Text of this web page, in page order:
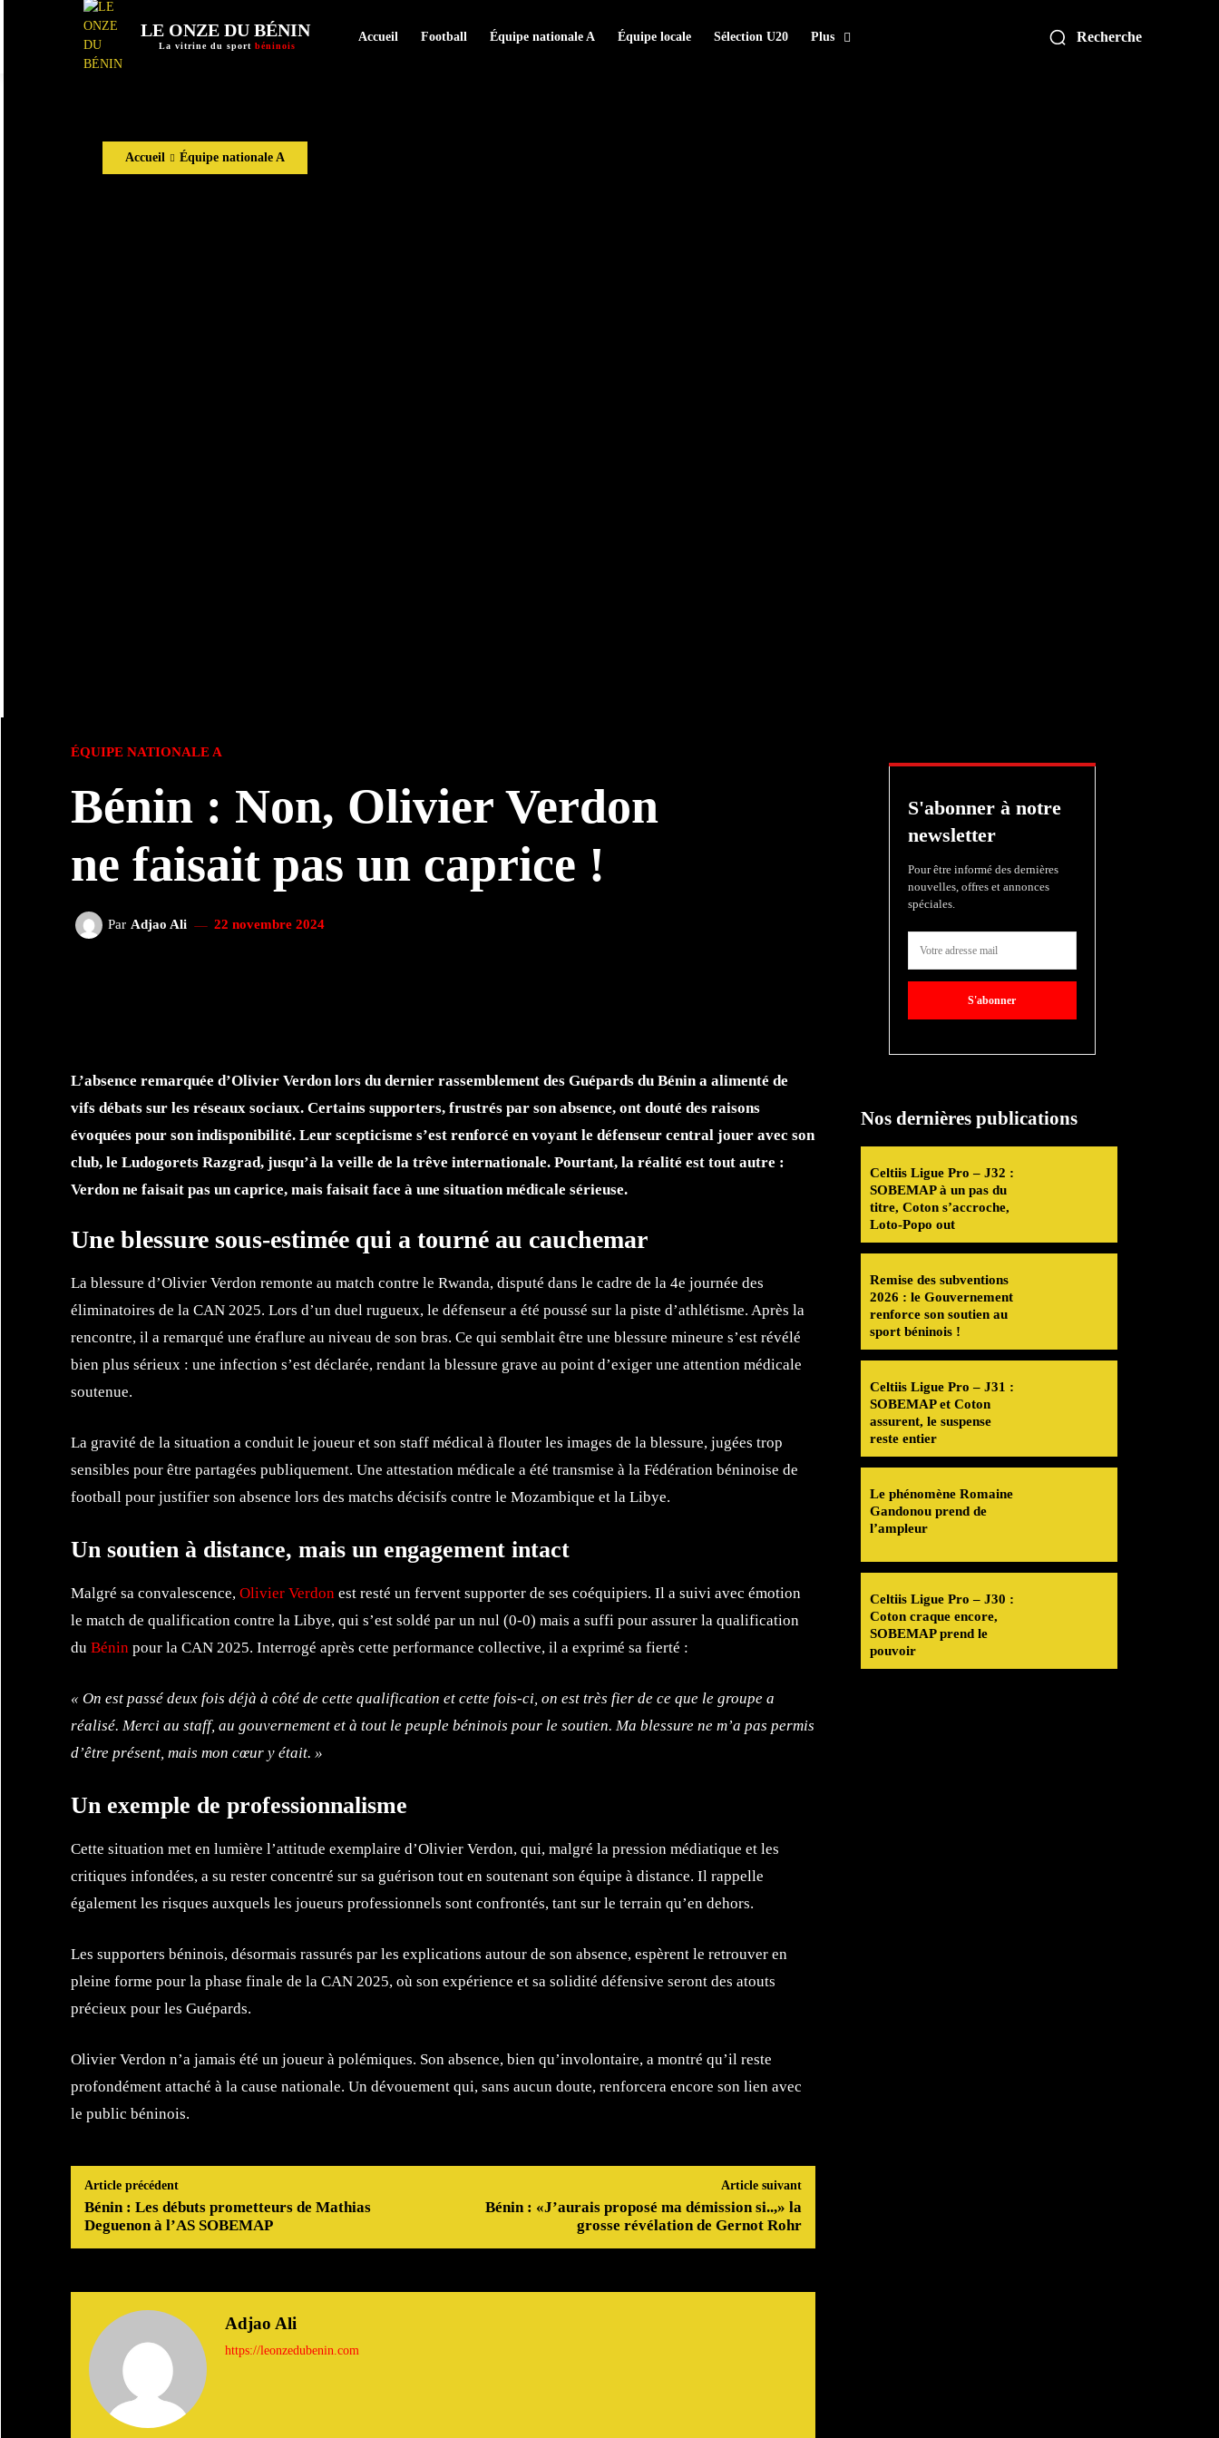
LE ONZE DU BÉNIN
La vitrine du sport béninois
Recherche
Accueil Football Équipe nationale A Équipe locale Sélection U20 Plus
Accueil Équipe nationale A
ÉQUIPE NATIONALE A
Bénin : Non, Olivier Verdon
ne faisait pas un caprice !
Par Adjao Ali 22 novembre 2024
L’absence remarquée d’Olivier Verdon lors du dernier rassemblement des Guépards du Bénin a alimenté de
vifs débats sur les réseaux sociaux. Certains supporters, frustrés par son absence, ont douté des raisons
évoquées pour son indisponibilité. Leur scepticisme s’est renforcé en voyant le défenseur central jouer avec son
club, le Ludogorets Razgrad, jusqu’à la veille de la trêve internationale. Pourtant, la réalité est tout autre :
Verdon ne faisait pas un caprice, mais faisait face à une situation médicale sérieuse.
Une blessure sous-estimée qui a tourné au cauchemar
La blessure d’Olivier Verdon remonte au match contre le Rwanda, disputé dans le cadre de la 4e journée des
éliminatoires de la CAN 2025. Lors d’un duel rugueux, le défenseur a été poussé sur la piste d’athlétisme. Après la
rencontre, il a remarqué une éraflure au niveau de son bras. Ce qui semblait être une blessure mineure s’est révélé
bien plus sérieux : une infection s’est déclarée, rendant la blessure grave au point d’exiger une attention médicale
soutenue.
La gravité de la situation a conduit le joueur et son staff médical à flouter les images de la blessure, jugées trop
sensibles pour être partagées publiquement. Une attestation médicale a été transmise à la Fédération béninoise de
football pour justifier son absence lors des matchs décisifs contre le Mozambique et la Libye.
Un soutien à distance, mais un engagement intact
Malgré sa convalescence, Olivier Verdon est resté un fervent supporter de ses coéquipiers. Il a suivi avec émotion
le match de qualification contre la Libye, qui s’est soldé par un nul (0-0) mais a suffi pour assurer la qualification
du Bénin pour la CAN 2025. Interrogé après cette performance collective, il a exprimé sa fierté :
« On est passé deux fois déjà à côté de cette qualification et cette fois-ci, on est très fier de ce que le groupe a
réalisé. Merci au staff, au gouvernement et à tout le peuple béninois pour le soutien. Ma blessure ne m’a pas permis
d’être présent, mais mon cœur y était. »
Un exemple de professionnalisme
Cette situation met en lumière l’attitude exemplaire d’Olivier Verdon, qui, malgré la pression médiatique et les
critiques infondées, a su rester concentré sur sa guérison tout en soutenant son équipe à distance. Il rappelle
également les risques auxquels les joueurs professionnels sont confrontés, tant sur le terrain qu’en dehors.
Les supporters béninois, désormais rassurés par les explications autour de son absence, espèrent le retrouver en
pleine forme pour la phase finale de la CAN 2025, où son expérience et sa solidité défensive seront des atouts
précieux pour les Guépards.
Olivier Verdon n’a jamais été un joueur à polémiques. Son absence, bien qu’involontaire, a montré qu’il reste
profondément attaché à la cause nationale. Un dévouement qui, sans aucun doute, renforcera encore son lien avec
le public béninois.
Article précédent
Bénin : Les débuts prometteurs de Mathias
Deguenon à l’AS SOBEMAP
Article suivant
Bénin : «J’aurais proposé ma démission si..,» la
grosse révélation de Gernot Rohr
Adjao Ali
https://leonzedubenin.com
S'abonner à notre
newsletter
Pour être informé des dernières
nouvelles, offres et annonces
spéciales.
S'abonner
Nos dernières publications
Celtiis Ligue Pro – J32 :
SOBEMAP à un pas du
titre, Coton s’accroche,
Loto-Popo out
Remise des subventions
2026 : le Gouvernement
renforce son soutien au
sport béninois !
Celtiis Ligue Pro – J31 :
SOBEMAP et Coton
assurent, le suspense
reste entier
Le phénomène Romaine
Gandonou prend de
l’ampleur
Celtiis Ligue Pro – J30 :
Coton craque encore,
SOBEMAP prend le
pouvoir